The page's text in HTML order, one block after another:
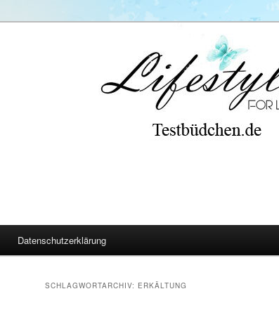
Datenschutzerklärung
SCHLAGWORTARCHIV: ERKÄLTUNG